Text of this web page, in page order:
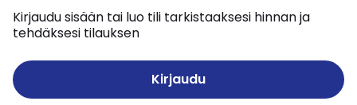
Kirjaudu sisään tai luo tili tarkistaaksesi hinnan ja
tehdäksesi tilauksen
Kirjaudu